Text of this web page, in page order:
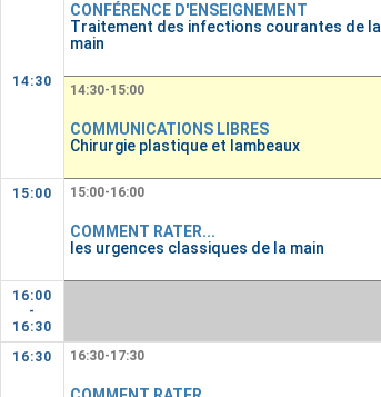
CONFÉRENCE D'ENSEIGNEMENT
Traitement des infections courantes de la
main
14:30
14:30-15:00
COMMUNICATIONS LIBRES
Chirurgie plastique et lambeaux
15:00 15:00-16:00
COMMENT RATER...
les urgences classiques de la main
16:00
-
16:30
16:30 16:30-17:30